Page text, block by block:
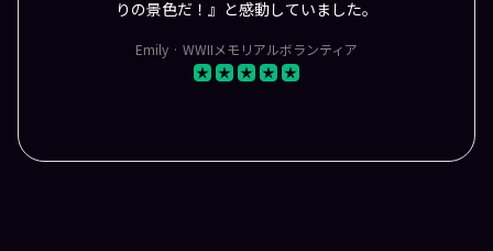
りの景色だ！』と感動していました。
Emily · WWIIメモリアルボランティア